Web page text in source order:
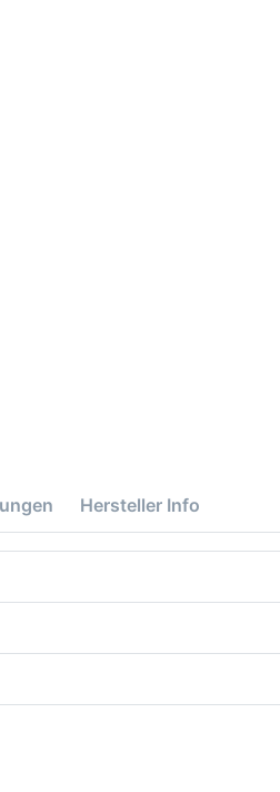
Hersteller Info